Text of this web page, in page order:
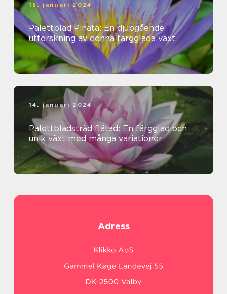
15. januari 2024
Palettblad Pinata: En djupgående
utforskning av denna färgglada växt
14. januari 2024
Palettbladsträd flätad: En färgglad och
unik växt med många variationer
Adress